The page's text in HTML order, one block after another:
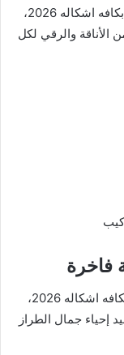
في نطاق موضوع ابواب خشب للغرف نوفرها بكافه اشكاله 2026،
والرقي لكل
فاخرة
في إطار موضوع ابواب خشب للغرف نوفرها بكافه اشكاله 2026،
إحياء جمال الطراز